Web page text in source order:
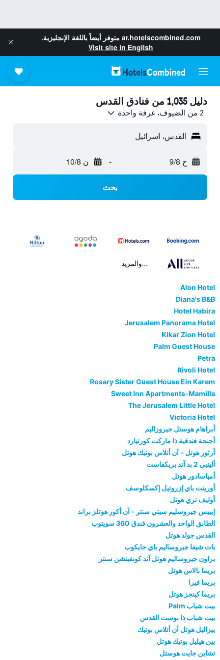
ar.hotelscombined.com متوفر أيضاً باللغة الإنجليزية.
Visit site in English
دليل 1,035 من فنادق القدس
2 من الضيوف، غرفة واحدة
القدس، اسرائيل
ح 9/8 - ن 10/8
بحث
...والمزيد
Alon Hotel
Diana's B&B
Hotel Habira
Jerusalem Panorama Hotel
Kikar Zion Hotel
Palm Guest House
Petra
Rivoli Hotel
Rosary Sister Guest House Ein Karem
Sweet Inn Apartments-Mamilla
The Jerusalem Little Hotel
Victoria Hotel
أبراهام هوستل جيروزاليم
أجنحة فندقية ذا ماركت كورتيارد
أرثور هوتل - آن أتلاس بوتيك هوتل
ألينبي 2 بد آند بريكفاست
أمباسادور هوتل
أورينت باي إزروتيل إكسكلوسف
أوليف تري هوتل
إيبيس جيروسليم سيتي سنتر - آن أكور هوتلز براند
الطابق الواحد والعشرون فندق 360 سويتوب
القدس جولد هوتل
بات شيفا جيروساليم باي جايكوب
براون جيروساليم هوتل آند كونفينشن سنتر
بريما بالاس هوتل
بريما فيرا
بريما كينجز هوتل
بيت شباب Palm
بيت شباب ذا بوست القدس
بيزاليل هوتل آن أتلاس بوتيك
بين هيليل بوتيك هوتل
تشاين جايت هوستل